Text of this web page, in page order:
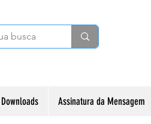
Downloads Assinatura da Mensagem